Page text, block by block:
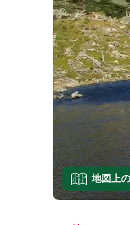
地図上